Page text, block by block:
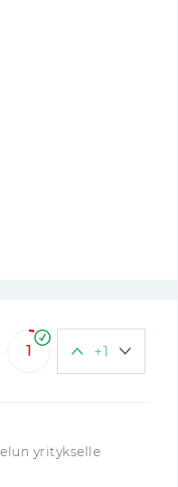
1 +1
yritykselle